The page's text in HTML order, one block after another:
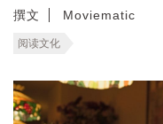
撰文 Moviematic
阅读文化